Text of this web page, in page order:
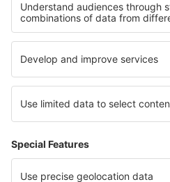
Cazare in Tyresta National Park
Cazare in Farnebofjarden National Park
Cazare in Pomeranian Lakeland